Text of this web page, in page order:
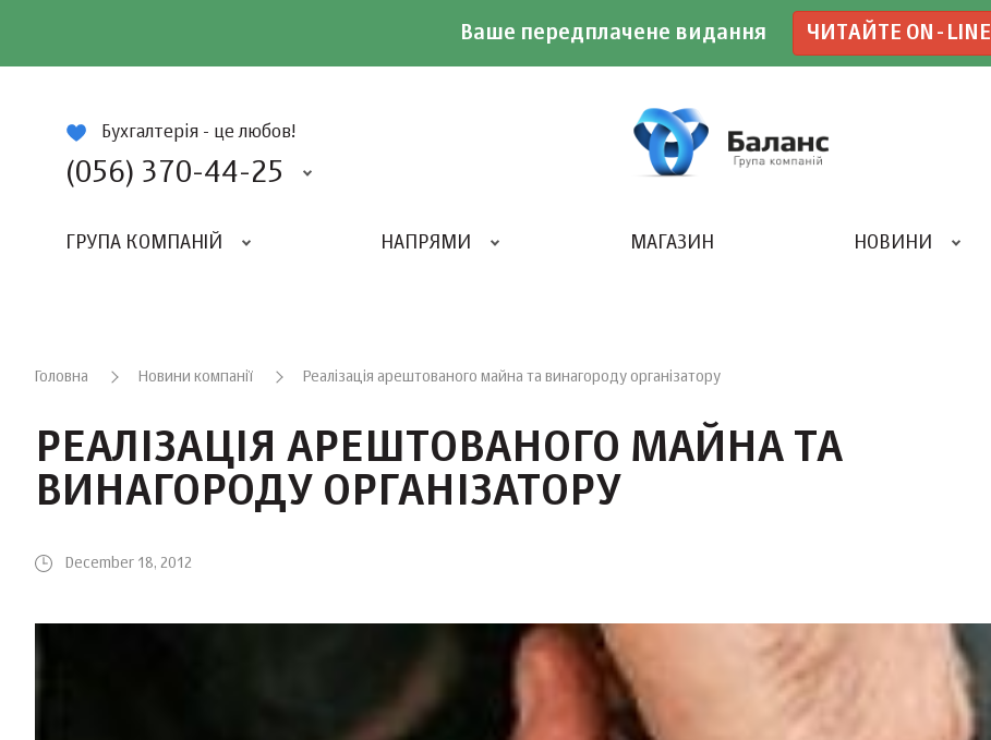
Ваше передплачене видання ЧИТАЙТЕ ON-LINE
Бухгалтерія - це любов!
(056) 370-44-25
ГРУПА КОМПАНІЙ НАПРЯМИ МАГАЗИН НОВИНИ
Головна Новини компанії Реалізація арештованого майна та винагороду організатору
РЕАЛІЗАЦІЯ АРЕШТОВАНОГО МАЙНА ТА
ВИНАГОРОДУ ОРГАНІЗАТОРУ
December 18, 2012